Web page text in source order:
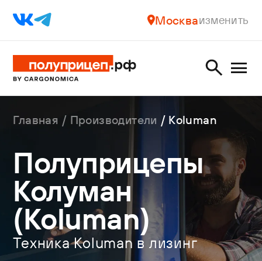
Москваизменить
Главная Производители Koluman
Полуприцепы
Колуман
(Koluman)
Техника Koluman в лизинг